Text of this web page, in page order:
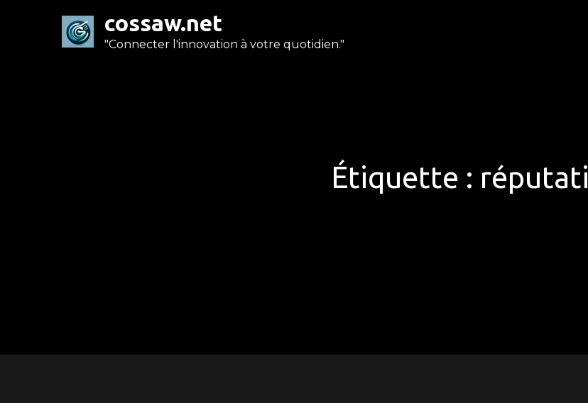
cossaw.net
"Connecter l'innovation à votre quotidien."
Étiquette :